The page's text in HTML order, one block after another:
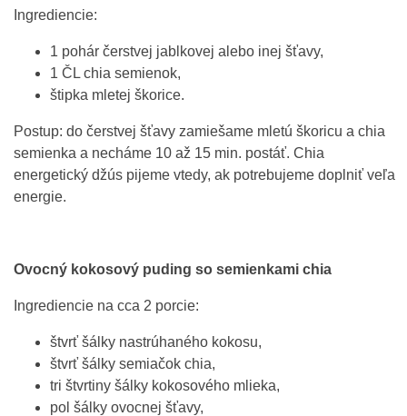
Ingrediencie:
1 pohár čerstvej jablkovej alebo inej šťavy,
1 ČL chia semienok,
štipka mletej škorice.
Postup: do čerstvej šťavy zamiešame mletú škoricu a chia
semienka a necháme 10 až 15 min. postáť. Chia
energetický džús pijeme vtedy, ak potrebujeme doplniť veľa
energie.
Ovocný kokosový puding so semienkami chia
Ingrediencie na cca 2 porcie:
štvrť šálky nastrúhaného kokosu,
štvrť šálky semiačok chia,
tri štvrtiny šálky kokosového mlieka,
pol šálky ovocnej šťavy,